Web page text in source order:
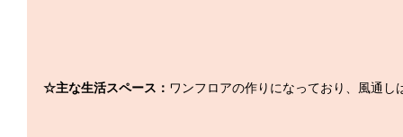
☆主な生活スペース： ワンフロアの作りになっており、風通し